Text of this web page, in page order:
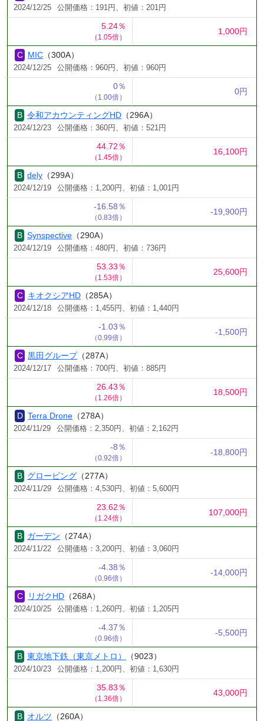
2024/12/25 公開価格：191円、初値：201円
5.24％
（1.05倍）
1,000円
MIC （300A）
2024/12/25 公開価格：960円、初値：960円
0％
（1.00倍）
0円
令和アカウンティングHD （296A）
2024/12/23 公開価格：360円、初値：521円
44.72％
（1.45倍）
16,100円
dely （299A）
2024/12/19 公開価格：1,200円、初値：1,001円
-16.58％
（0.83倍）
-19,900円
Synspective （290A）
2024/12/19 公開価格：480円、初値：736円
53.33％
（1.53倍）
25,600円
キオクシアHD （285A）
2024/12/18 公開価格：1,455円、初値：1,440円
-1.03％
（0.99倍）
-1,500円
黒田グループ（287A）
2024/12/17 公開価格：700円、初値：885円
26.43％
（1.26倍）
18,500円
Terra Drone （278A）
2024/11/29 公開価格：2,350円、初値：2,162円
-8％
（0.92倍）
-18,800円
グロービング （277A）
2024/11/29 公開価格：4,530円、初値：5,600円
23.62％
（1.24倍）
107,000円
ガーデン （274A）
2024/11/22 公開価格：3,200円、初値：3,060円
-4.38％
（0.96倍）
-14,000円
リガクHD （268A）
2024/10/25 公開価格：1,260円、初値：1,205円
-4.37％
（0.96倍）
-5,500円
東京地下鉄（東京メトロ） （9023）
2024/10/23 公開価格：1,200円、初値：1,630円
35.83％
（1.36倍）
43,000円
オルツ （260A）